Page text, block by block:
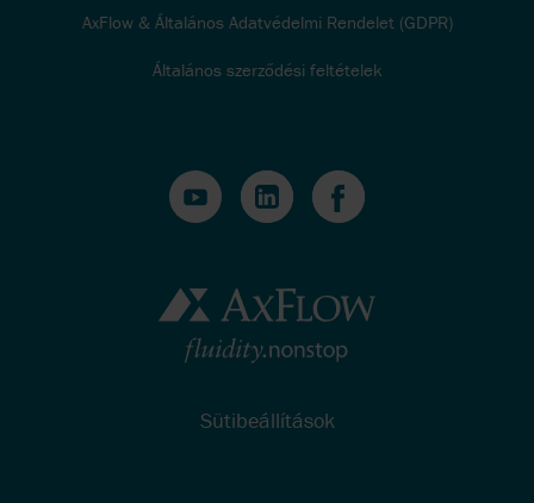
AxFlow & Általános Adatvédelmi Rendelet (GDPR)
Általános szerződési feltételek
Sütibeállítások